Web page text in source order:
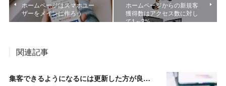
ホームページはスマホユー
ザーをメインに作ろう
ホームページからの新規客
獲得数はアクセス数に対し
て1～2%
関連記事
集客できるようになるには更新した方が良いですか？